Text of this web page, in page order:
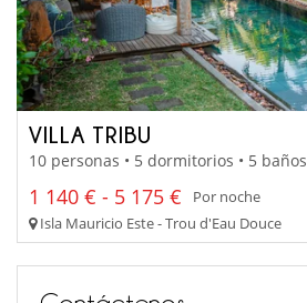
VILLA TRIBU
10 personas • 5 dormitorios • 5 baños
1 140 € - 5 175 €
Por noche
Isla Mauricio Este - Trou d'Eau Douce